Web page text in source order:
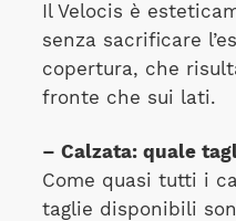
Il Velocis è
senza sacrificare
copertura, che
fronte che sui lati.
– Calzata: quale
Come quasi tutti i
taglie disponibili